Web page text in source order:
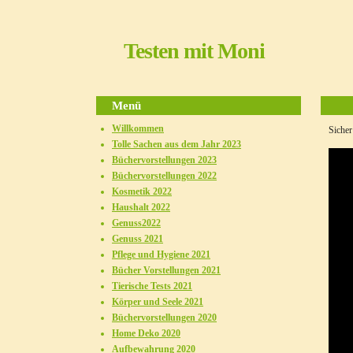
Testen mit Moni
Menü
Willkommen
Tolle Sachen aus dem Jahr 2023
Büchervorstellungen 2023
Büchervorstellungen 2022
Kosmetik 2022
Haushalt 2022
Genuss2022
Genuss 2021
Pflege und Hygiene 2021
Bücher Vorstellungen 2021
Tierische Tests 2021
Körper und Seele 2021
Büchervorstellungen 2020
Home Deko 2020
Aufbewahrung 2020